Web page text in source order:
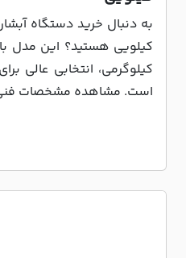
کیلوگرمی، انتخابی عالی
است. مشاهده مشخصات